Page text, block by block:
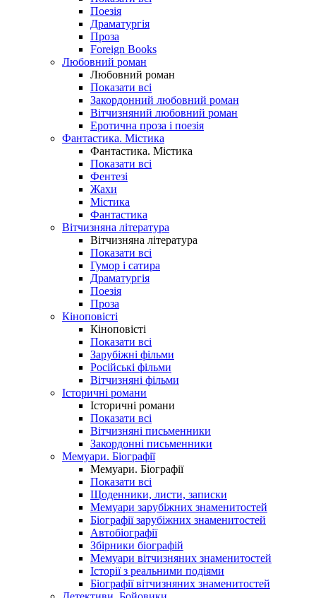
Поезія
Драматургія
Проза
Foreign Books
Любовний роман
Любовний роман
Показати всі
Закордонний любовний роман
Вітчизняний любовний роман
Еротична проза і поезія
Фантастика. Містика
Фантастика. Містика
Показати всі
Фентезі
Жахи
Містика
Фантастика
Вітчизняна література
Вітчизняна література
Показати всі
Гумор і сатира
Драматургія
Поезія
Проза
Кіноповісті
Кіноповісті
Показати всі
Зарубіжні фільми
Російські фільми
Вітчизняні фільми
Історичні романи
Історичні романи
Показати всі
Вітчизняні письменники
Закордонні письменники
Мемуари. Біографії
Мемуари. Біографії
Показати всі
Щоденники, листи, записки
Мемуари зарубіжних знаменитостей
Біографії зарубіжних знаменитостей
Автобіографії
Збірники біографій
Мемуари вітчизняних знаменитостей
Історії з реальними подіями
Біографії вітчизняних знаменитостей